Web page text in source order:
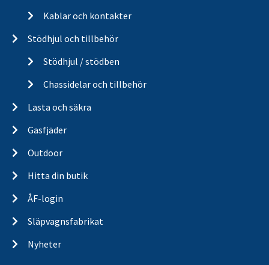
Kablar och kontakter
Stödhjul och tillbehör
Stödhjul / stödben
Chassidelar och tillbehör
Lasta och säkra
Gasfjäder
Outdoor
Hitta din butik
ÅF-login
Släpvagnsfabrikat
Nyheter